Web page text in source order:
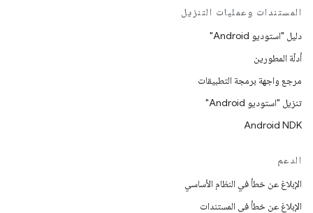
المستندات وعمليات التنزيل
دليل "استوديو Android"
أدلّة المطورين
مرجع واجهة برمجة التطبيقات
تنزيل "استوديو Android"
Android NDK
الدعم
الإبلاغ عن خطأ في النظام الأساسي
الإبلاغ عن خطأ في المستندات